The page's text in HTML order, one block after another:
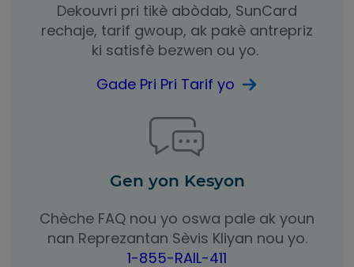
Dekouvri pri tikè abòdab, SunCard
rechaje, tarif gwoup, ak pakè antrepriz
ki satisfè bezwen ou yo.
Gade Pri Pri Tarif yo
Gen yon Kesyon
Chèche FAQ nou yo oswa pale ak youn
nan Reprezantan Sèvis Kliyan nou yo.
1-855-RAIL-411